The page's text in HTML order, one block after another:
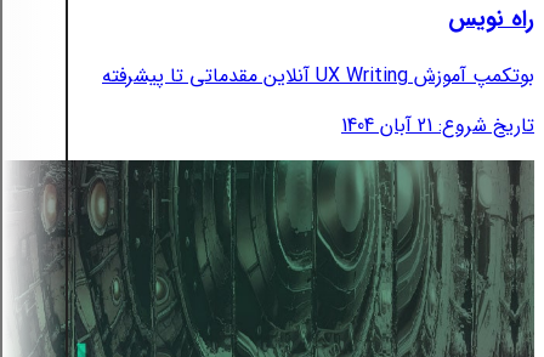
راه نویس
بوتکمپ آموزش UX Writing آنلاین مقدماتی تا پیشرفته
تاریخ شروع: 21 آبان 1404